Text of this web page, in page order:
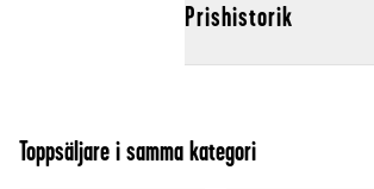
Prishistorik
Toppsäljare i samma kategori